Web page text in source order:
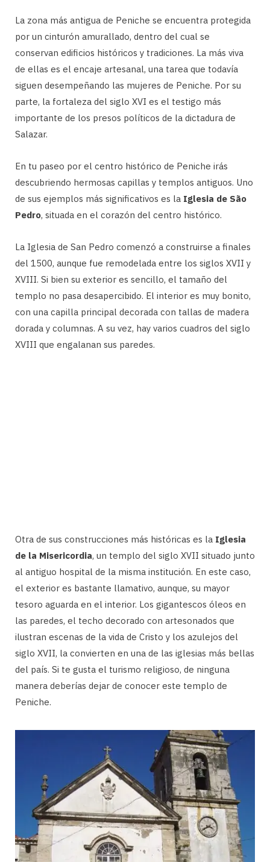
La zona más antigua de Peniche se encuentra protegida
por un cinturón amurallado, dentro del cual se
conservan edificios históricos y tradiciones. La más viva
de ellas es el encaje artesanal, una tarea que todavía
siguen desempeñando las mujeres de Peniche. Por su
parte, la fortaleza del siglo XVI es el testigo más
importante de los presos políticos de la dictadura de
Salazar.
En tu paseo por el centro histórico de Peniche irás
descubriendo hermosas capillas y templos antiguos. Uno
de sus ejemplos más significativos es la Iglesia de São
Pedro, situada en el corazón del centro histórico.
La Iglesia de San Pedro comenzó a construirse a finales
del 1500, aunque fue remodelada entre los siglos XVII y
XVIII. Si bien su exterior es sencillo, el tamaño del
templo no pasa desapercibido. El interior es muy bonito,
con una capilla principal decorada con tallas de madera
dorada y columnas. A su vez, hay varios cuadros del siglo
XVIII que engalanan sus paredes.
Otra de sus construcciones más históricas es la Iglesia
de la Misericordia, un templo del siglo XVII situado junto
al antiguo hospital de la misma institución. En este caso,
el exterior es bastante llamativo, aunque, su mayor
tesoro aguarda en el interior. Los gigantescos óleos en
las paredes, el techo decorado con artesonados que
ilustran escenas de la vida de Cristo y los azulejos del
siglo XVII, la convierten en una de las iglesias más bellas
del país. Si te gusta el turismo religioso, de ninguna
manera deberías dejar de conocer este templo de
Peniche.